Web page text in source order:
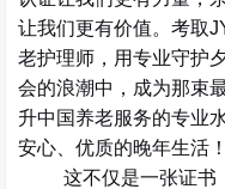
让我们更有价值。考取
老护理师，用专业守护
会的浪潮中，成为那束
升中国养老服务的专业
安心、优质的晚年生活！
这不仅是一张证书